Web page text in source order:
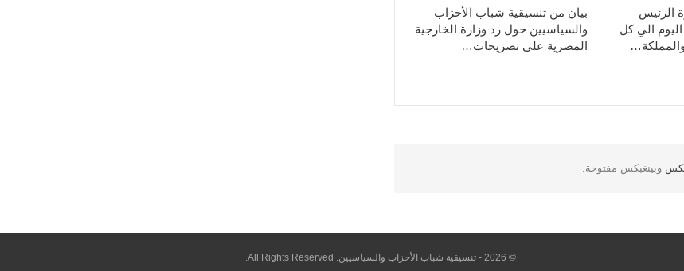
بيان من تنسيقية شباب الأحزاب
والسياسيين حول رد وزارة الخارجية
المصرية على تصريحات…
الرئيس
الي كل
وبينغبكس مفتوحة.
© 2026 - تنسيقية شباب الأحزاب والسياسيين. All Rights Reserved.